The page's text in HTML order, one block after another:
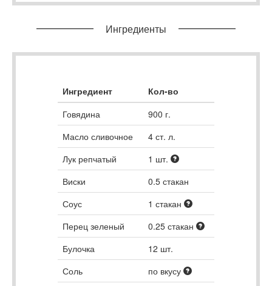
Ингредиенты
Ингредиент
Кол-во
Говядина
900 г.
Масло сливочное
4 ст. л.
Лук репчатый
1 шт.
Виски
0.5 стакан
Соус
1 стакан
Перец зеленый
0.25 стакан
Булочка
12 шт.
Соль
по вкусу